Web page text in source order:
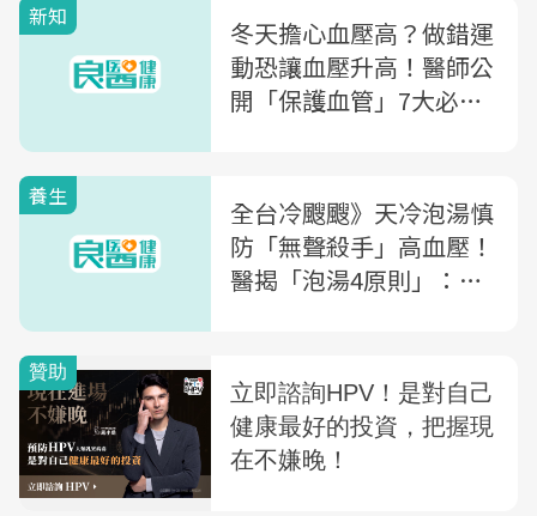
新知
冬天擔心血壓高？做錯運
動恐讓血壓升高！醫師公
開「保護血管」7大必知
養生
全台冷颼颼》天冷泡湯慎
防「無聲殺手」高血壓！
醫揭「泡湯4原則」：最